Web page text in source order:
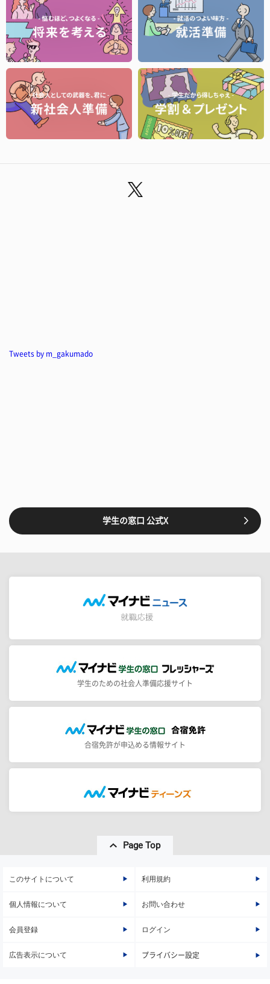
Tweets by m_gakumado
学生の窓口 公式X
学生のための社会人準備応援サイト
合宿免許が申込める情報サイト
Page Top
このサイトについて 利用規約
個人情報について お問い合わせ
会員登録 ログイン
広告表示について プライバシー設定